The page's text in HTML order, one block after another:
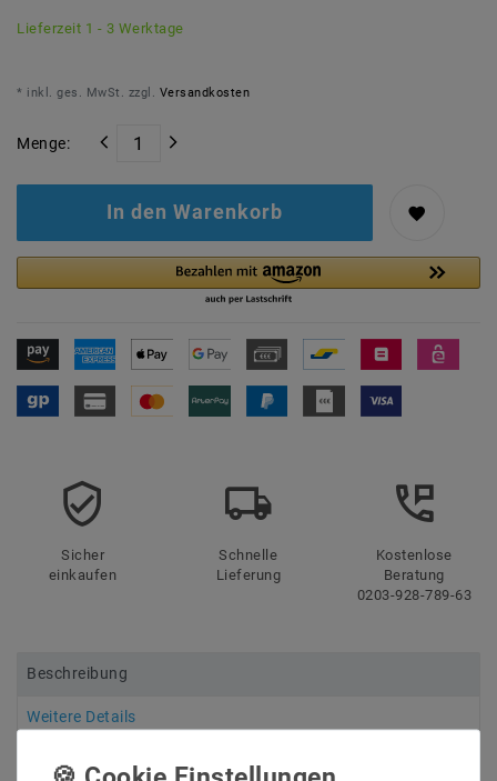
Lieferzeit 1 - 3 Werktage
* inkl. ges. MwSt. zzgl. Versandkosten
Menge:
In den Warenkorb
Sicher
einkaufen
Schnelle
Lieferung
Kostenlose
Beratung
0203-928-789-63
Beschreibung
Weitere Details